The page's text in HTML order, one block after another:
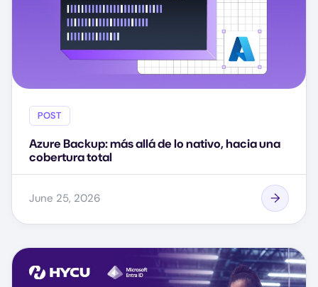
POST
Azure Backup: más allá de lo nativo, hacia una
cobertura total
June 25, 2026